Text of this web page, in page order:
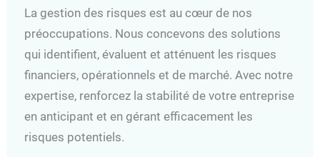
La gestion des risques est au cœur de nos
préoccupations. Nous concevons des solutions
qui identifient, évaluent et atténuent les risques
financiers, opérationnels et de marché. Avec notre
expertise, renforcez la stabilité de votre entreprise
en anticipant et en gérant efficacement les
risques potentiels.